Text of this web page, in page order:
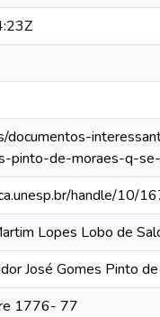
documentos-
pinto-de-moraes-q-
handle/10/
Lopes Lobo de
José Gomes Pinto
1776- 77